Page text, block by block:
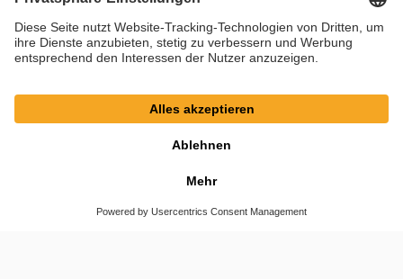
© SAF-HOLLAND SE
Datenschutz
Cookie-Einstellungen
AGB